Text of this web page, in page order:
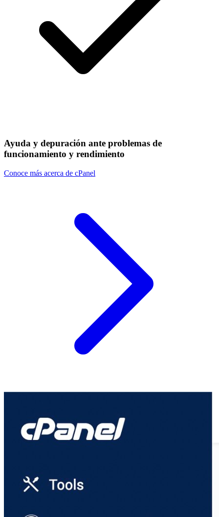
Ayuda y depuración ante problemas de
funcionamiento y rendimiento
Conoce más acerca de cPanel